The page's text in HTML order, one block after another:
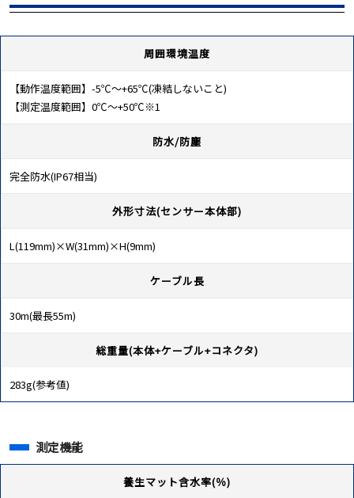
周囲環境温度
【動作温度範囲】-5℃～+65℃(凍結しないこと)
【測定温度範囲】0℃～+50℃※1
防水/防塵
完全防水(IP67相当)
外形寸法(センサー本体部)
L(119mm)×W(31mm)×H(9mm)
ケーブル長
30m(最長55m)
総重量(本体+ケーブル+コネクタ)
283g(参考値)
測定機能
養生マット含水率(％)